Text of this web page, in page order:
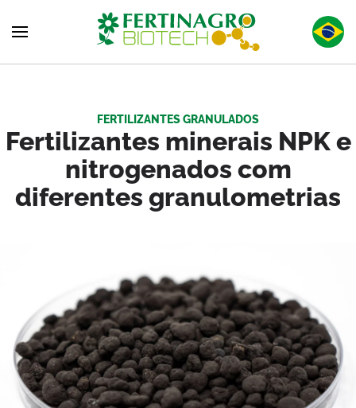
Skip to main content
FERTILIZANTES GRANULADOS
Fertilizantes minerais NPK e
nitrogenados com
diferentes granulometrias